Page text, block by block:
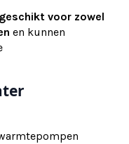
geschikt voor zowel
en kunnen